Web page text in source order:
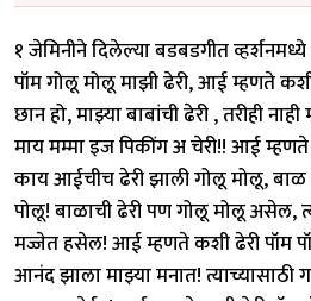
१ जेमिनीने दिलेल्या बडबडगीत
पॉम गोलू मोलू माझी ढेरी, आई म्हणते
छान हो, माझ्या बाबांची ढेरी , तरीही
माय मम्मा इज पिकींग अ चेरी!! आई म्हणते
काय आईचीच ढेरी झाली गोलू मोलू,
पोलू! बाळाची ढेरी पण गोलू मोलू असेल,
मज्जेत हसेल! आई म्हणते कशी ढेरी पॉम
आनंद झाला माझ्या मनात! त्याच्यासाठी